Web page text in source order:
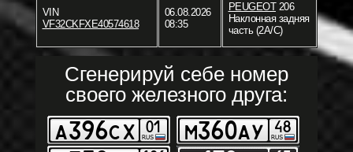
VIN
VF32CKFXE40574618
06.08.2026
08:35
PEUGEOT206
Наклонная задняя
часть (2A/C)
Сгенерируй себе номер
своего железного друга: